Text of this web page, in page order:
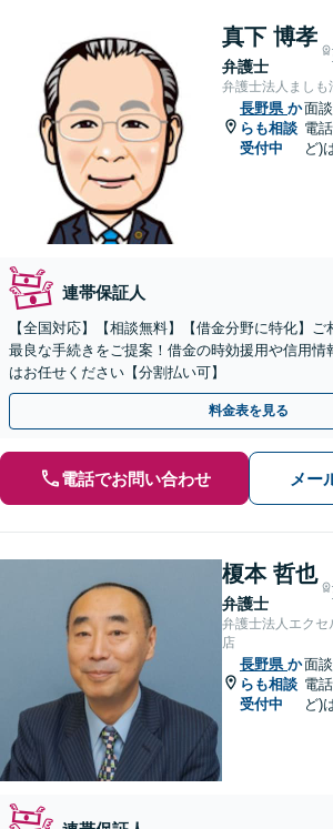
真下 博孝
弁護士
弁護士法人ましも
長野県 か
らも相談
受付中
面
電
ど)
連帯保証人
【全国対応】【相談無料】【借金分野に特化】
最良な手続きをご提案！借金の時効援用や信用情
はお任せください【分割払い可】
料金表を見る
電話でお問い合わせ メー
榎本 哲也
弁護士
弁護士法人エクセ
店
長野県 か
らも相談
受付中
面
電
ど)